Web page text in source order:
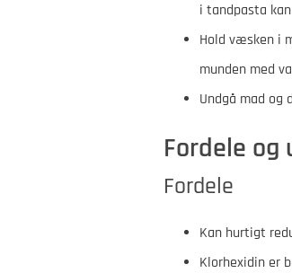
i tandpasta
Hold væsken i
munden med
Undgå mad
Fordele
Fordele
Kan hurtigt
Klorhexidin er